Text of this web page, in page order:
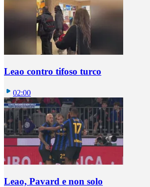
Leao contro tifoso turco
02:00
Leao, Pavard e non solo